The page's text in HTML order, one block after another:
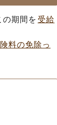
期間を 受給
険料の免除っ